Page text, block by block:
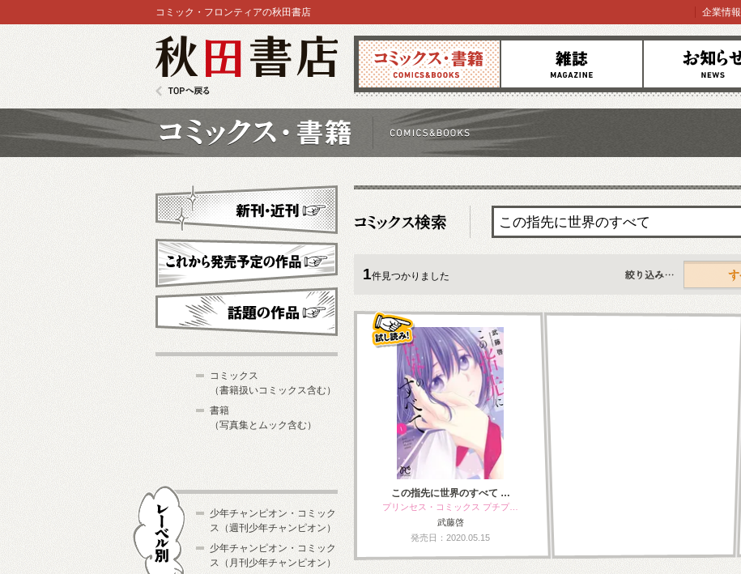
コミックス 雑誌 お知らせ
コミック・フロンティアの秋田書店 企業情報
1件見つかりました
すべて
この指先に世界のすべて …
プリンセス・コミックス プチプ…
武藤啓
発売日：2020.05.15
新刊・近刊
これから発売予定
コミックス
（書籍扱いコミックス含む）
書籍
（写真集とムック含む）
少年チャンピオン・コミック
ス（週刊少年チャンピオン）
少年チャンピオン・コミック
ス（月刊少年チャンピオン）